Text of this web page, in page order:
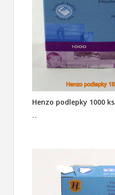
Henzo podlepky 1000 ks
--